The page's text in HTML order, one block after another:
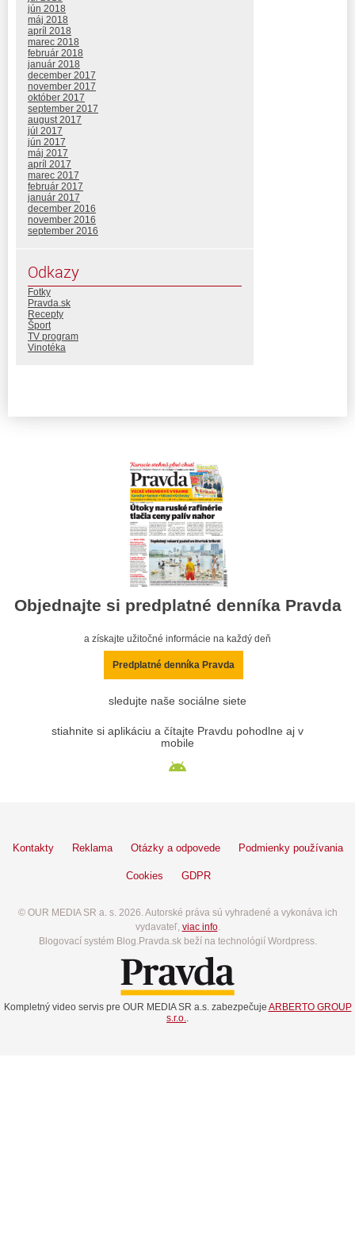
jún 2018
máj 2018
apríl 2018
marec 2018
február 2018
január 2018
december 2017
november 2017
október 2017
september 2017
august 2017
júl 2017
jún 2017
máj 2017
apríl 2017
marec 2017
február 2017
január 2017
december 2016
november 2016
september 2016
Odkazy
Fotky
Pravda.sk
Recepty
Šport
TV program
Vinotéka
Objednajte si predplatné denníka Pravda
a získajte užitočné informácie na každý deň
Predplatné denníka Pravda
sledujte naše sociálne siete
stiahnite si aplikáciu a čítajte Pravdu pohodlne aj v
mobile
Kontakty Reklama Otázky a odpovede Podmienky používania
Cookies GDPR
© OUR MEDIA SR a. s. 2026. Autorské práva sú vyhradené a vykonáva ich
vydavateľ, viac info.
Blogovací systém Blog.Pravda.sk beží na technológií Wordpress.
Kompletný video servis pre OUR MEDIA SR a.s. zabezpečuje ARBERTO GROUP
s.r.o..